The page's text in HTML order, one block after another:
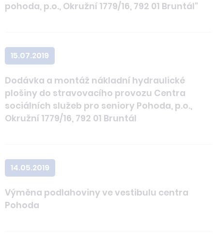
pohoda, p.o., Okružní 1779/16, 792 01 Bruntál"
15.07.2019
Dodávka a montáž nákladní hydraulické
plošiny do stravovacího provozu Centra
sociálních služeb pro seniory Pohoda, p.o.,
Okružní 1779/16, 792 01 Bruntál
14.05.2019
Výměna podlahoviny ve vestibulu centra
Pohoda